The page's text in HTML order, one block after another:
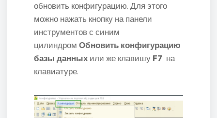
обновить конфигурацию. Для этого
можно нажать кнопку на панели
инструментов с синим
цилиндром Обновить конфигурацию
базы данных или же клавишу F7 на
клавиатуре.